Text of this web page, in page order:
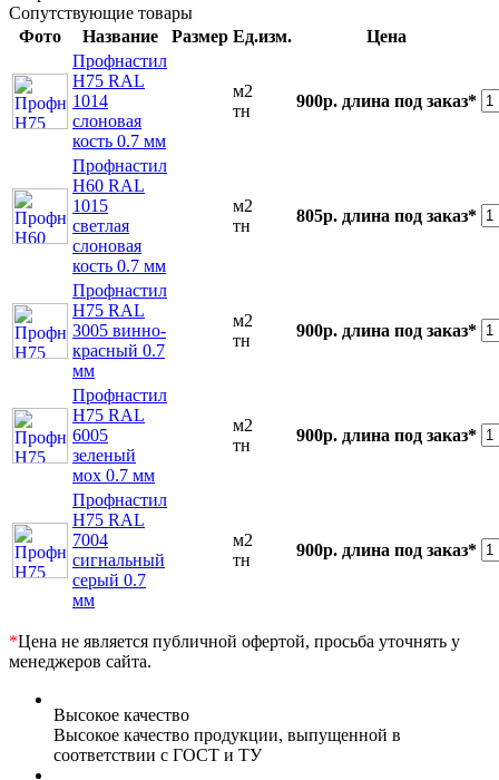
Сопутствующие товары
Фото
Название Размер Ед.изм.
Цена
Профнастил
Н75 RAL
1014
слоновая
кость 0.7 мм
м2
тн
900р. длина под заказ*
Профнастил
Н60 RAL
1015
светлая
слоновая
кость 0.7 мм
м2
тн
805р. длина под заказ*
Профнастил
Н75 RAL
3005 винно-
красный 0.7
мм
м2
тн
900р. длина под заказ*
Профнастил
Н75 RAL
6005
зеленый
мох 0.7 мм
м2
тн
900р. длина под заказ*
Профнастил
Н75 RAL
7004
сигнальный
серый 0.7
мм
м2
тн
900р. длина под заказ*
*Цена не является публичной офертой, просьба уточнять у
менеджеров сайта.
Высокое качество
Высокое качество продукции, выпущенной в
соответствии с ГОСТ и ТУ